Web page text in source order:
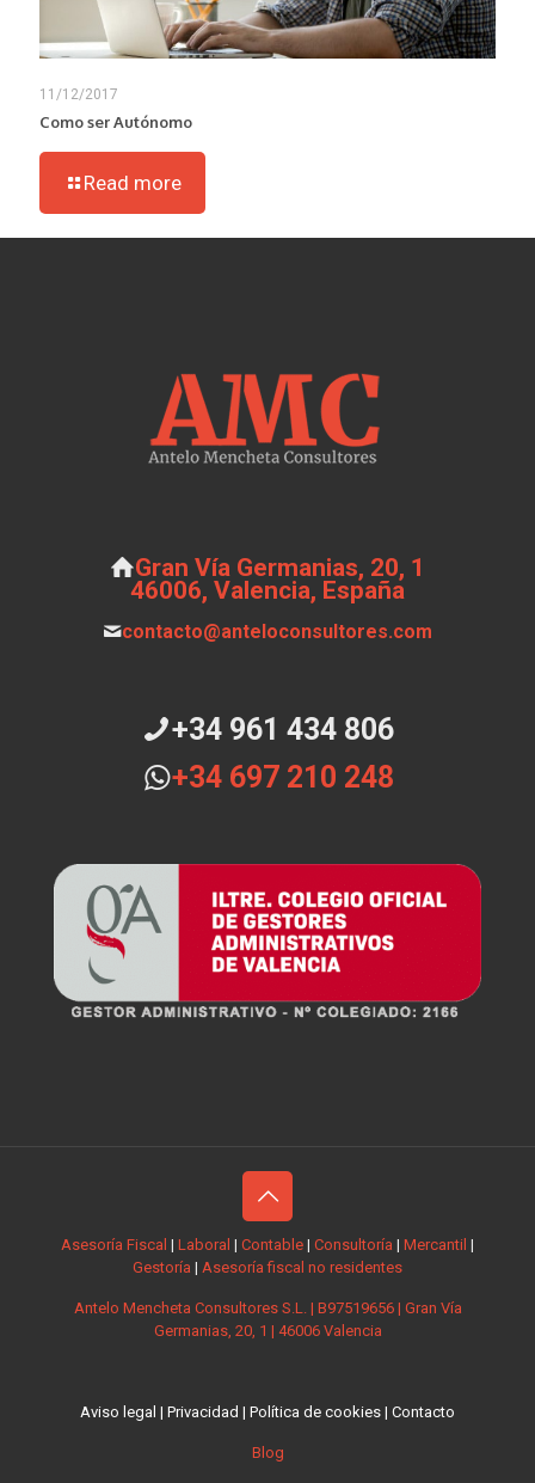
11/12/2017
Como ser Autónomo
Read more
Gran Vía Germanias, 20, 1
46006, Valencia, España
contacto@anteloconsultores.com
+34 961 434 806
+34 697 210 248
Asesoría Fiscal | Laboral | Contable | Consultoría | Mercantil |
Gestoría | Asesoría fiscal no residentes
Antelo Mencheta Consultores S.L. | B97519656 | Gran Vía
Germanias, 20, 1 | 46006 Valencia
Aviso legal | Privacidad | Política de cookies | Contacto
Blog